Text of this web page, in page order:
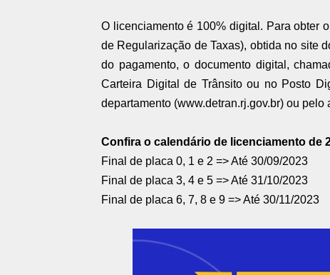
O licenciamento é 100% digital. Para obter
de Regularização de Taxas), obtida no site
do pagamento, o documento digital,
Carteira Digital de Trânsito ou no Posto
departamento (www.detran.rj.gov.br) ou
Confira o calendário de licenciamento de
Final de placa 0, 1 e 2 => Até 30/09/2023
Final de placa 3, 4 e 5 => Até 31/10/2023
Final de placa 6, 7, 8 e 9 => Até 30/11/2023